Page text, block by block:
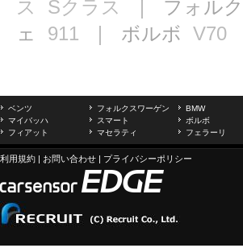
ス
Sクラス ｜ フォル
ェ 911 ｜ ボルボ V70
ベンツ フォルクスワーゲン BMW
マイバッハ
スマート ボルボ
フィアット
マセラティ フェラーリ
利用規約 | お問い合わせ | プライバシーポリシー